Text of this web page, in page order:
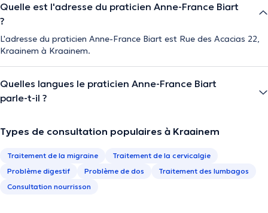
Quelle est l'adresse du praticien Anne-France Biart
?
L'adresse du praticien Anne-France Biart est Rue des Acacias 22,
Kraainem à Kraainem.
Quelles langues le praticien Anne-France Biart
parle-t-il ?
Types de consultation populaires à Kraainem
Traitement de la migraine
Traitement de la cervicalgie
Problème digestif
Problème de dos
Traitement des lumbagos
Consultation nourrisson